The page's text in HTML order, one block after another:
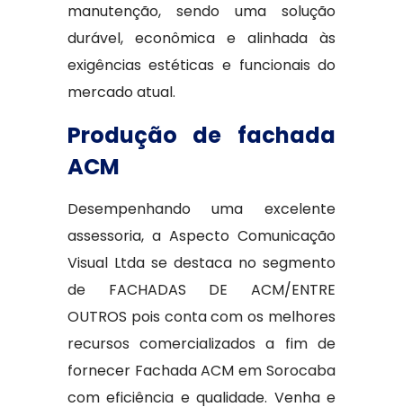
manutenção, sendo uma solução
durável, econômica e alinhada às
exigências estéticas e funcionais do
mercado atual.
Produção de fachada
ACM
Desempenhando uma excelente
assessoria, a Aspecto Comunicação
Visual Ltda se destaca no segmento
de FACHADAS DE ACM/ENTRE
OUTROS pois conta com os melhores
recursos comercializados a fim de
fornecer Fachada ACM em Sorocaba
com eficiência e qualidade. Venha e